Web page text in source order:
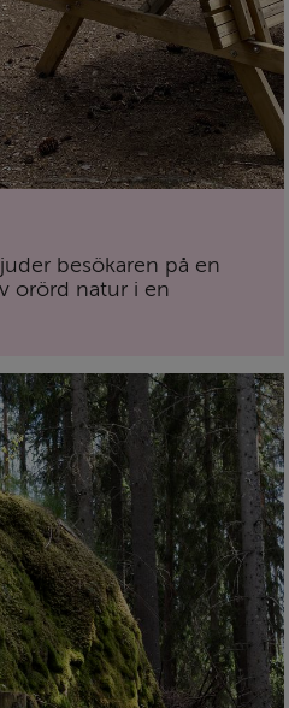
besökaren på en
orörd natur i en